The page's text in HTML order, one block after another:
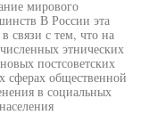
мирового
В России эта
связи с тем, что на
этнических
постсоветских
сферах общественной
в социальных